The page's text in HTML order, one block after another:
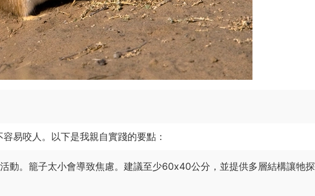
易咬人。以下是我親自實踐的要點：
動。籠子太小會導致焦慮。建議至少60x40公分，並提供多層結構讓牠探